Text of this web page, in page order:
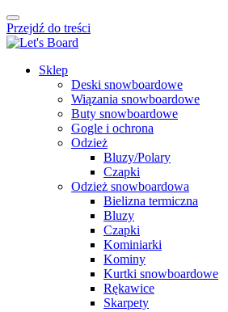
Przejdź do treści
Sklep
Deski snowboardowe
Wiązania snowboardowe
Buty snowboardowe
Gogle i ochrona
Odzież
Bluzy/Polary
Czapki
Odzież snowboardowa
Bielizna termiczna
Bluzy
Czapki
Kominiarki
Kominy
Kurtki snowboardowe
Rękawice
Skarpety